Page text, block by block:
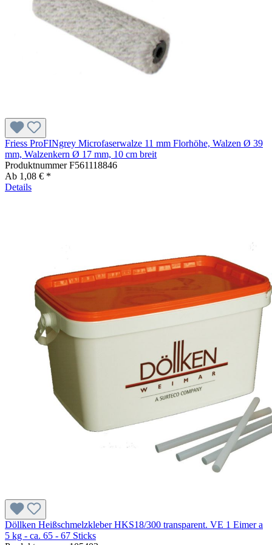
Friess ProFINgrey Microfaserwalze 11 mm Florhöhe, Walzen Ø 39
mm, Walzenkern Ø 17 mm, 10 cm breit
ProduktnummerF561118846
Ab 1,08 € *
Details
Döllken Heißschmelzkleber HKS18/300 transparent. VE 1 Eimer a
5 kg - ca. 65 - 67 Sticks